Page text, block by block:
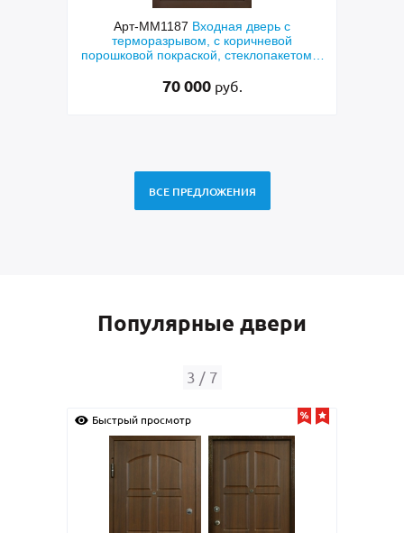
Арт-ММ1384 Входная дверь с
металлофиленкой, бугельной ручкой и
порошковым напылением RAL 7021
45 000 руб.
ВСЕ ПРЕДЛОЖЕНИЯ
Популярные двери
4 / 7
Быстрый просмотр